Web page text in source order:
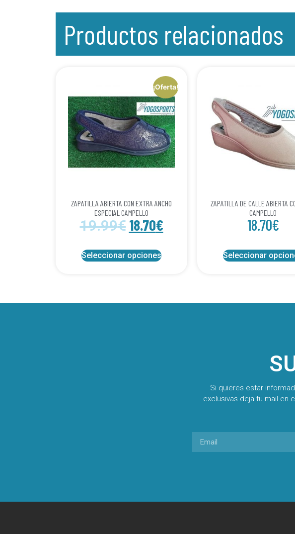
Productos relacionados
¡Oferta!
ZAPATILLA ABIERTA CON EXTRA ANCHO
ESPECIAL CAMPELLO
19.99€ 18.70€
Seleccionar opciones
ZAPATILLA DE CALLE ABIERTA
CAMPELLO
18.70€
Seleccionar
Si quieres estar
exclusivas deja tu mail en